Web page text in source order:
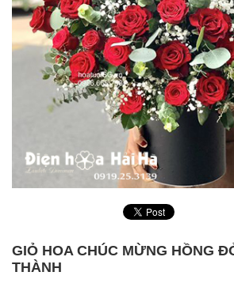
GIỎ HOA CHÚC MỪNG HỒNG
THÀNH